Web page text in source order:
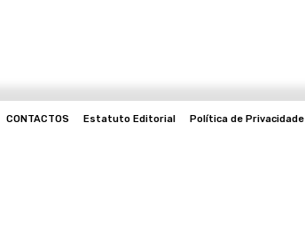
CONTACTOS Estatuto Editorial Política de Privacidade